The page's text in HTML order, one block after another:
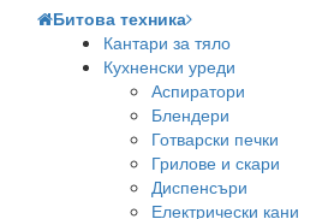
Битова техника
Кантари за тяло
Кухненски уреди
Аспиратори
Блендери
Готварски печки
Грилове и скари
Диспенсъри
Електрически кани